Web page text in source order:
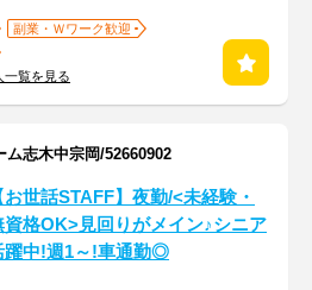
副業・Ｗワーク歓迎
一覧を見る
ム志木中宗岡/52660902
お世話STAFF】夜勤/<未経験・
資格OK>見回りがメイン♪シニア
躍中!週1～!車通勤◎